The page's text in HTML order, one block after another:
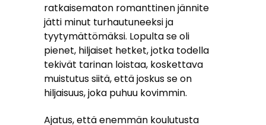
ratkaisematon romanttinen jännite
jätti minut turhautuneeksi ja
tyytymättömäksi. Lopulta se oli
pienet, hiljaiset hetket, jotka todella
tekivät tarinan loistaa, koskettava
muistutus siitä, että joskus se on
hiljaisuus, joka puhuu kovimmin.
Ajatus, että enemmän koulutusta